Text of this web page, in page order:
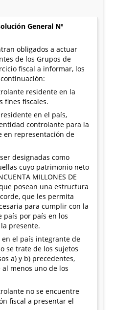
General Nº
obligados a actuar
de los Grupos de
fiscal a informar, los
residente en la
fines fiscales.
en el país,
controlante para la
en representación de
designadas como
cuyo patrimonio neto
MILLONES DE
que posean una estructura
que les permita
para cumplir con la
país por país en los
presente.
el país integrante de
se trate de los sujetos
a) y b) precedentes,
menos uno de los
no se encuentre
fiscal a presentar el